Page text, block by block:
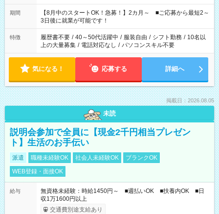
と休みを合わせたい」 「余裕を持って夕飯の準備がしたい」
「できれば残業はしたくない」 など、ご希望を教えてください
ね。 ※Wワーク希望の方へ 今ご覧のお仕事で希望する勤務時間
と、もう1つのお仕事の勤務時間。 合計で週40時間を超える場
合は応募できません。
期間
【8月中のスタートOK！急募！】2カ月～ ■ご応募から最短2～
3日後に就業が可能です！
特徴 履歴書不要 / 40～50代活躍中 / 服装自由 / シフト勤務 / 10名以
上の大量募集 / 電話対応なし / パソコンスキル不要
気になる！ 応募する 詳細へ
掲載日：2026.08.05
未読
説明会参加で全員に【現金2千円相当プレゼン
ト】生活のお手伝い
派遣 職種未経験OK 社会人未経験OK
ブランクOK
WEB登録・面接OK
給与
無資格未経験：時給1450円～ ■週払いOK ■扶養内OK ■日
収1万1600円以上
交通費別途支給あり